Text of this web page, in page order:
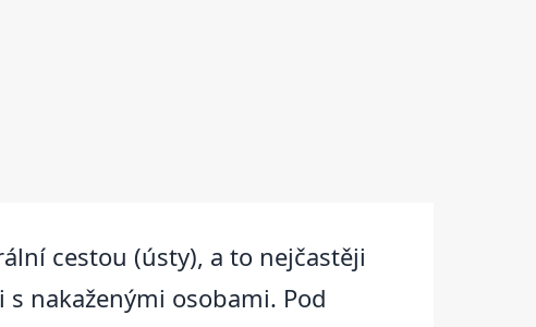
cestou (ústy), a to nejčastěji
nakaženými osobami. Pod